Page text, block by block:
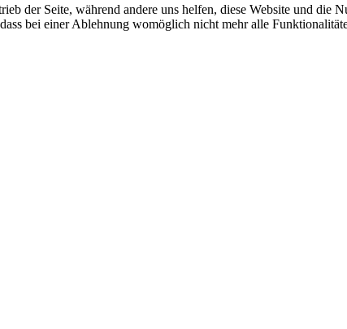
der Seite, während andere uns helfen, diese Website und die
bei einer Ablehnung womöglich nicht mehr alle